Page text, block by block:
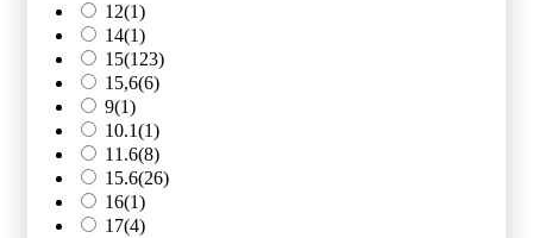
12(1)
14(1)
15(123)
15,6(6)
9(1)
10.1(1)
11.6(8)
15.6(26)
16(1)
17(4)